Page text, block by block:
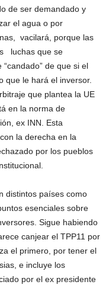
de ser demandado y
el agua o por
vacilará, porque las
luchas que se
de que si el
que le hará el inversor.
que plantea la UE
en la norma de
ex INN. Esta
la derecha en la
por los pueblos
distintos países como
esenciales sobre
Sigue habiendo
canjear el TPP11 por
el primero, por tener el
e incluye los
por el ex presidente